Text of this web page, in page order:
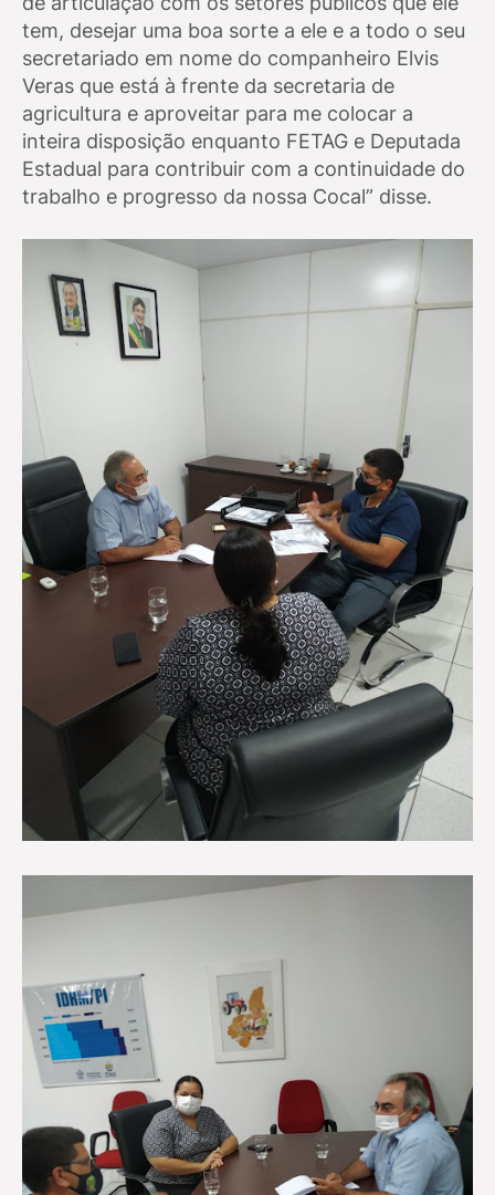
tem, desejar uma boa sorte a ele e a todo o seu
secretariado em nome do companheiro Elvis
Veras que está à frente da secretaria de
agricultura e aproveitar para me colocar a
inteira disposição enquanto FETAG e Deputada
Estadual para contribuir com a continuidade do
trabalho e progresso da nossa Cocal” disse.